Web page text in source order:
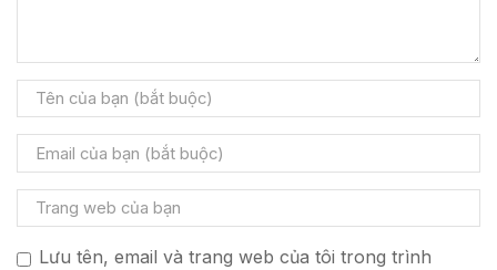
Lưu tên, email và trang web của tôi trong trình